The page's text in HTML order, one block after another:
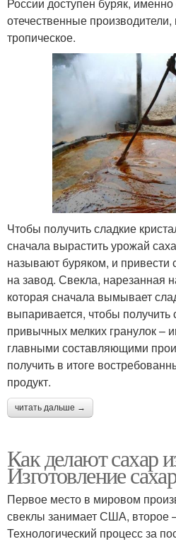
России доступен буряк,
отечественные
тропическое.
Чтобы получить сладкие
сначала вырастить урожай
называют буряком, и
на завод. Свекла, нарезанная
которая сначала вымывает
выпаривается, чтобы получить
привычных мелких гранулок –
главными составляющими
получить в итоге
продукт.
читать дальше →
Как делают сахар
Изготовление
Первое место в мировом
свеклы занимает США, второе
Технологический процесс за